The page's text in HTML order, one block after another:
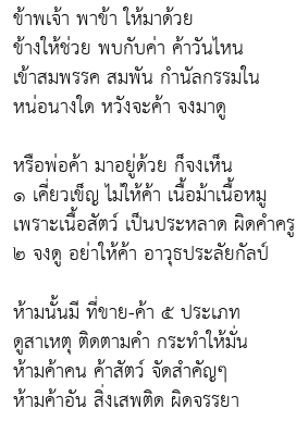
ข้าพเจ้า พาข้า ให้มาด้วย
ข้างให้ช่วย พบกับค่า ค้าวันไหน
เข้าสมพรรค สมพัน กำนัลกรรมใน
หน่อนางใด หวังจะค้า จงมาดู
หรือพ่อค้า มาอยู่ด้วย ก็จงเห็น
๑ เคี่ยวเข็ญ ไม่ให้ค้า เนื้อม้าเนื้อหมู
เพราะเนื้อสัตว์ เป็นประหลาด ผิดคำครู
๒ จงดู อย่าให้ค้า อาวุธประลัยกัลป์
ห้ามนั้นมี ที่ขาย-ค้า ๕ ประเภท
ดูสาเหตุ ติดตามคำ กระทำให้มั่น
ห้ามค้าคน ค้าสัตว์ จัดสำคัญๆ
ห้ามค้าอัน สิ่งเสพติด ผิดจรรยา